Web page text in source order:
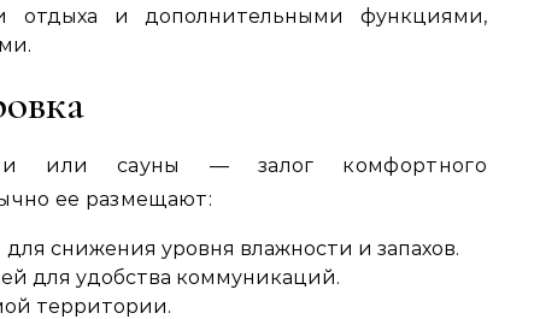
отдыха и дополнительными функциями,
или сауны — залог комфортного
ее размещают:
снижения уровня влажности и запахов.
для удобства коммуникаций.
территории.